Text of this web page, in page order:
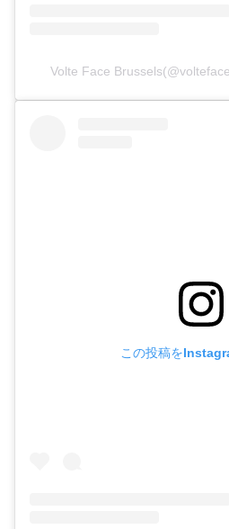
Volte Face
この投稿を